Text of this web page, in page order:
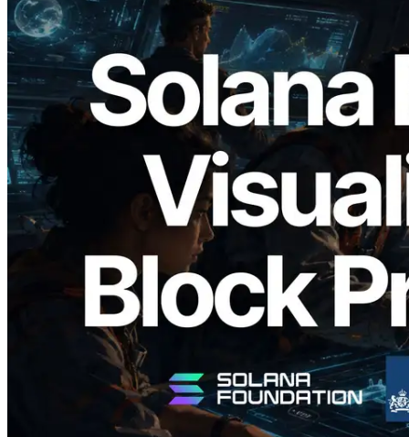
2026.05.24
Validators Solutions запускает Solana
Block Analyzer — визуализация
времени генерации блоков и
назначенных валидаторов на уровне
слотов
Читать эту статью